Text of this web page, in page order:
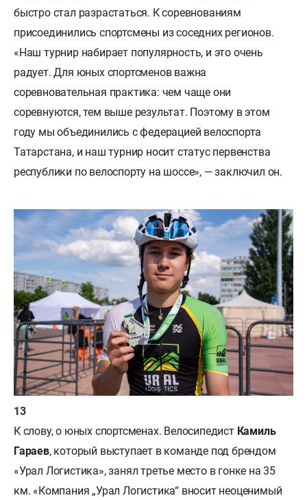
быстро стал разрастаться. К соревнованиям
присоединились спортсмены из соседних регионов.
«Наш турнир набирает популярность, и это очень
радует. Для юных спортсменов важна
соревновательная практика: чем чаще они
соревнуются, тем выше результат. Поэтому в этом
году мы объединились с федерацией велоспорта
Татарстана, и наш турнир носит статус первенства
республики по велоспорту на шоссе», — заключил он.
К слову, о юных спортсменах. Велосипедист Камиль
Гараев, который выступает в команде под брендом
«Урал Логистика», занял третье место в гонке на 35
км. «Компания „Урал Логистика“ вносит неоценимый